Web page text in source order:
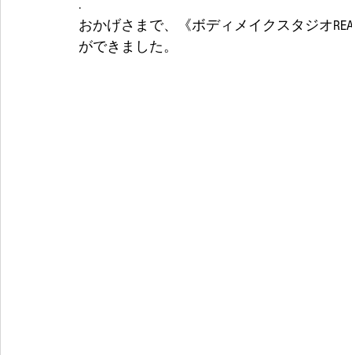
.
おかげさまで、《ボディメイクスタジオ
ができました。